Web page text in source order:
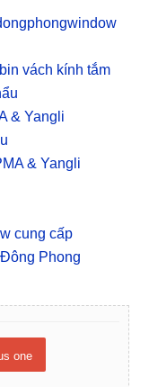
vách kính tắm
& Yangli
& Yangli
cung cấp
Phong
one